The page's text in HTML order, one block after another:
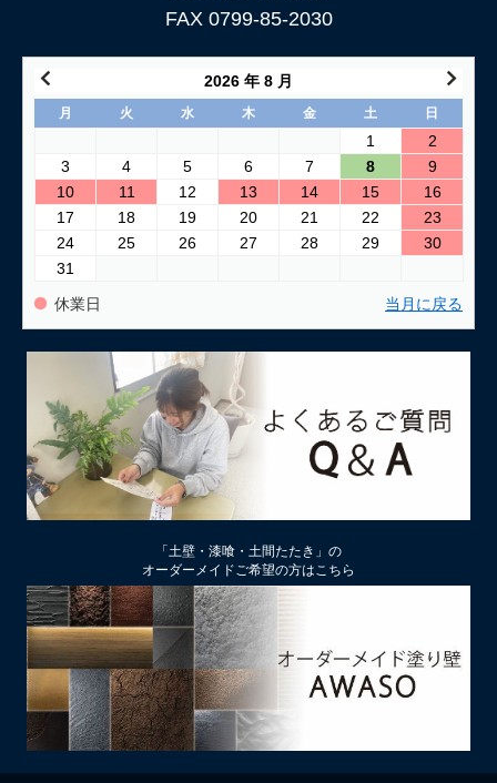
FAX 0799-85-2030
2026 年 8 月
月 火 水 木 金 土 日
1
2
3
4 5 6 7 8
9
10
11 12 13 14 15
16
17
18 19 20 21 22
23
24
25 26 27 28 29
30
31
休業日 当月に戻る
「土壁・漆喰・土間たたき」の
オーダーメイドご希望の方はこちら